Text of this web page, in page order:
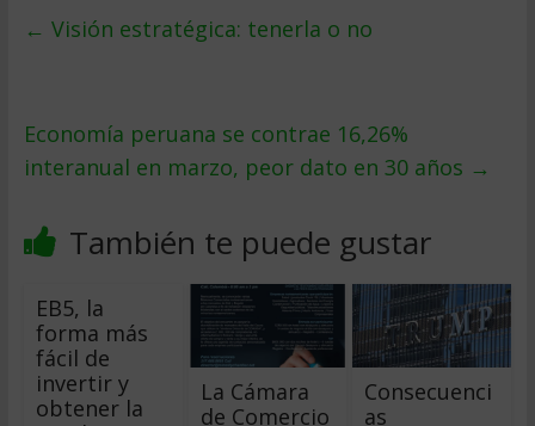
← Visión estratégica: tenerla o no
Economía peruana se contrae 16,26%
interanual en marzo, peor dato en 30 años →
También te puede gustar
EB5, la
forma más
fácil de
invertir y
obtener la
La Cámara
de Comercio
Consecuenci
as